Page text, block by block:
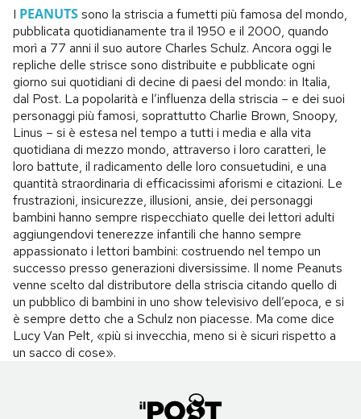
I PEANUTSsono la striscia a fumetti più famosa del mondo,
pubblicata quotidianamente tra il 1950 e il 2000, quando
morì a 77 anni il suo autore Charles Schulz. Ancora oggi le
repliche delle strisce sono distribuite e pubblicate ogni
giorno sui quotidiani di decine di paesi del mondo: in Italia,
dal Post. La popolarità e l’influenza della striscia – e dei suoi
personaggi più famosi, soprattutto Charlie Brown, Snoopy,
Linus – si è estesa nel tempo a tutti i media e alla vita
quotidiana di mezzo mondo, attraverso i loro caratteri, le
loro battute, il radicamento delle loro consuetudini, e una
quantità straordinaria di efficacissimi aforismi e citazioni. Le
frustrazioni, insicurezze, illusioni, ansie, dei personaggi
bambini hanno sempre rispecchiato quelle dei lettori adulti
aggiungendovi tenerezze infantili che hanno sempre
appassionato i lettori bambini: costruendo nel tempo un
successo presso generazioni diversissime. Il nome Peanuts
venne scelto dal distributore della striscia citando quello di
un pubblico di bambini in uno show televisivo dell’epoca, e si
è sempre detto che a Schulz non piacesse. Ma come dice
Lucy Van Pelt, «più si invecchia, meno si è sicuri rispetto a
un sacco di cose».